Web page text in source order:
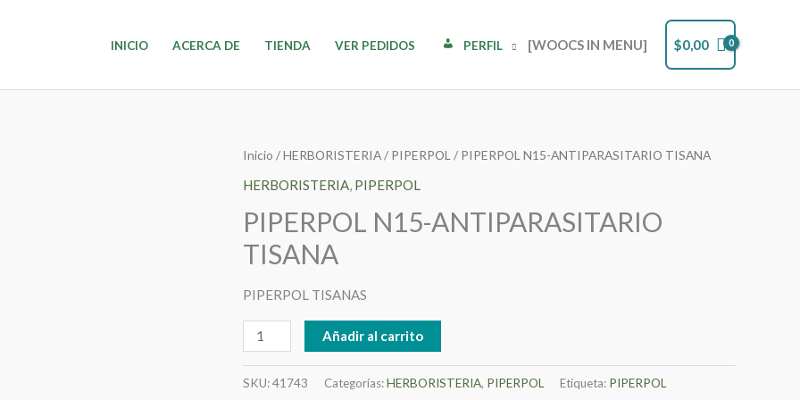
INICIO ACERCA DE TIENDA VER PEDIDOS PERFIL [WOOCS IN MENU] $0,00
Inicio /HERBORISTERIA/ PIPERPOL / PIPERPOL N15-ANTIPARASITARIO TISANA
HERBORISTERIA, PIPERPOL
PIPERPOL N15-ANTIPARASITARIO
TISANA
PIPERPOL TISANAS
PIPERPOL
N15-
TISANA
cantidad
Añadir al carrito
SKU:41743 Categorías:HERBORISTERIA, PIPERPOL Etiqueta: PIPERPOL